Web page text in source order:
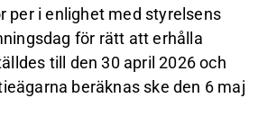
per i enlighet med styrelsens
för rätt att erhålla
till den 30 april 2026 och
beräknas ske den 6 maj